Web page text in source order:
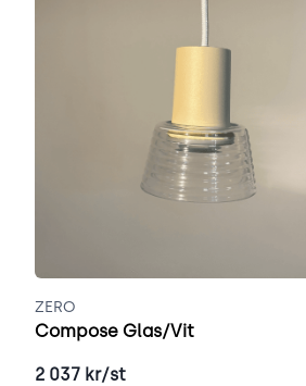
ZERO
Compose Glas/Vit
2 037 kr/st